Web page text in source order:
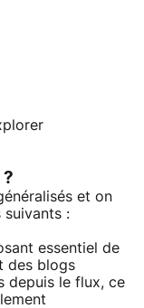
et on
suivants :
essentiel de
des blogs
depuis le flux, ce